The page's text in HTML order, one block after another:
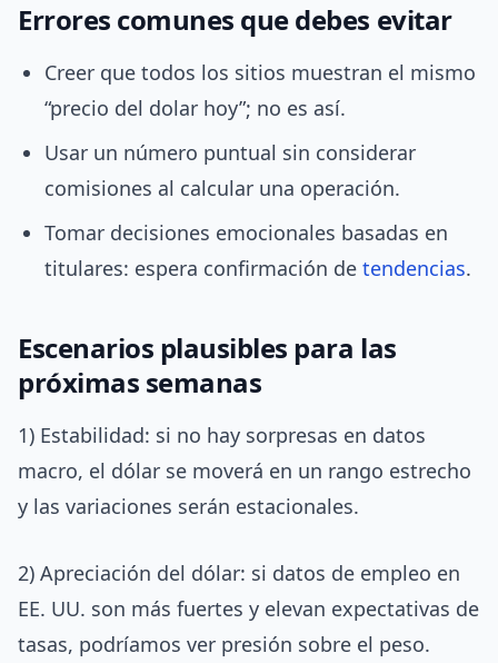
Errores comunes que debes evitar
Creer que todos los sitios muestran el mismo
“precio del dolar hoy”; no es así.
Usar un número puntual sin considerar
comisiones al calcular una operación.
Tomar decisiones emocionales basadas en
titulares: espera confirmación de tendencias.
Escenarios plausibles para las
próximas semanas
1) Estabilidad: si no hay sorpresas en datos
macro, el dólar se moverá en un rango estrecho
y las variaciones serán estacionales.
2) Apreciación del dólar: si datos de empleo en
EE. UU. son más fuertes y elevan expectativas de
tasas, podríamos ver presión sobre el peso.